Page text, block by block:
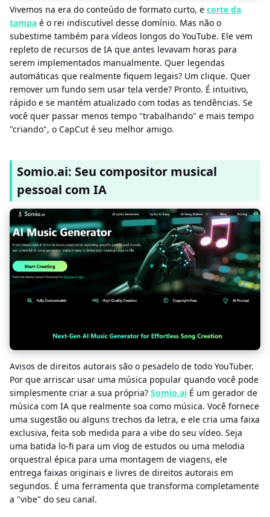
Vivemos na era do conteúdo de formato curto, e corte da
tampa é o rei indiscutível desse domínio. Mas não o
subestime também para vídeos longos do YouTube. Ele vem
repleto de recursos de IA que antes levavam horas para
serem implementados manualmente. Quer legendas
automáticas que realmente fiquem legais? Um clique. Quer
remover um fundo sem usar tela verde? Pronto. É intuitivo,
rápido e se mantém atualizado com todas as tendências. Se
você quer passar menos tempo "trabalhando" e mais tempo
"criando", o CapCut é seu melhor amigo.
Somio.ai: Seu compositor musical
pessoal com IA
Avisos de direitos autorais são o pesadelo de todo YouTuber.
Por que arriscar usar uma música popular quando você pode
simplesmente criar a sua própria? Somio.ai É um gerador de
música com IA que realmente soa como música. Você fornece
uma sugestão ou alguns trechos da letra, e ele cria uma faixa
exclusiva, feita sob medida para a vibe do seu vídeo. Seja
uma batida lo-fi para um vlog de estudos ou uma melodia
orquestral épica para uma montagem de viagens, ele
entrega faixas originais e livres de direitos autorais em
segundos. É uma ferramenta que transforma completamente
a "vibe" do seu canal.